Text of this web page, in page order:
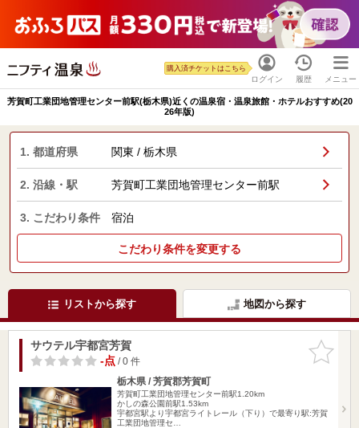
ログイン
購入済チケットはこちら
履歴 メニュー
芳賀町工業団地管理センター前駅(栃木県)近くの温泉宿・温泉旅館・ホテルおすすめ(20
26年版)
1. 都道府県 関東 / 栃木県
2. 沿線・駅 芳賀町工業団地管理センター前駅
3. こだわり条件 宿泊
こだわり条件を変更する
リストから探す 地図から探す
お気に入
りに追加
サウテル宇都宮芳賀
-点/ 0 件
栃木県 / 芳賀郡芳賀町
芳賀町工業団地管理センター前駅1.20km
かしの森公園前駅1.53km
宇都宮駅より宇都宮ライトレール（下り）で最寄り駅:芳賀
工業団地管理セ…